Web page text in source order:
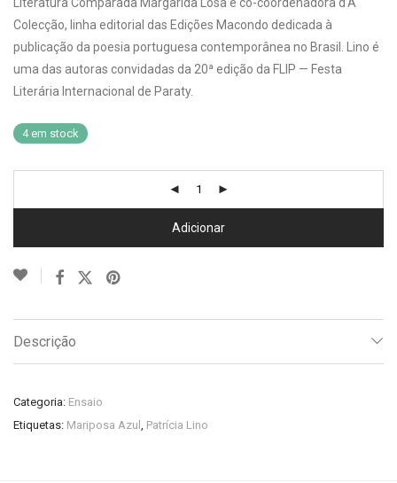
Colecção, linha editorial das Edições Macondo dedicada à
publicação da poesia portuguesa contemporânea no Brasil. Lino é
uma das autoras convidadas da 20ª edição da FLIP — Festa
Literária Internacional de Paraty.
4 em stock
Adicionar
Descrição
Categoria: Ensaio
Etiquetas: Mariposa Azul , Patrícia Lino